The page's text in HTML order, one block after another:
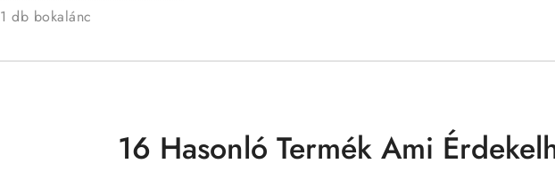
1 db bokalánc
16 Hasonló Termék Ami